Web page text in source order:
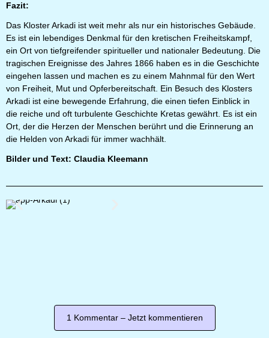
Fazit:
Das Kloster Arkadi ist weit mehr als nur ein historisches Gebäude.
Es ist ein lebendiges Denkmal für den kretischen Freiheitskampf,
ein Ort von tiefgreifender spiritueller und nationaler Bedeutung. Die
tragischen Ereignisse des Jahres 1866 haben es in die Geschichte
eingehen lassen und machen es zu einem Mahnmal für den Wert
von Freiheit, Mut und Opferbereitschaft. Ein Besuch des Klosters
Arkadi ist eine bewegende Erfahrung, die einen tiefen Einblick in
die reiche und oft turbulente Geschichte Kretas gewährt. Es ist ein
Ort, der die Herzen der Menschen berührt und die Erinnerung an
die Helden von Arkadi für immer wachhält.
Bilder und Text: Claudia Kleemann
1 Kommentar – Jetzt kommentieren